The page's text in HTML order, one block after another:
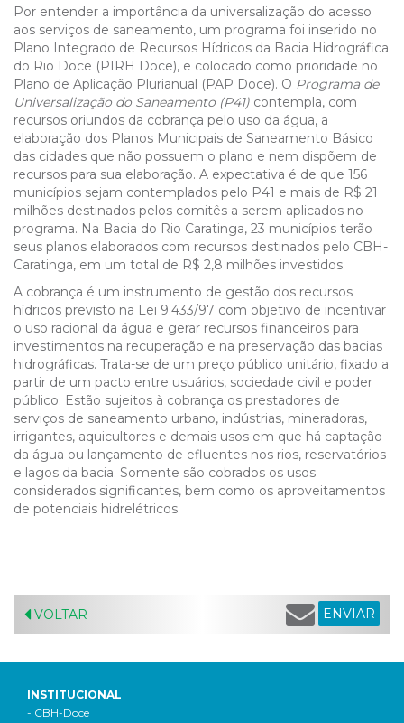
Por entender a importância da universalização do acesso
aos serviços de saneamento, um programa foi inserido no
Plano Integrado de Recursos Hídricos da Bacia Hidrográfica
do Rio Doce (PIRH Doce), e colocado como prioridade no
Plano de Aplicação Plurianual (PAP Doce). O Programa de
Universalização do Saneamento (P41) contempla, com
recursos oriundos da cobrança pelo uso da água, a
elaboração dos Planos Municipais de Saneamento Básico
das cidades que não possuem o plano e nem dispõem de
recursos para sua elaboração. A expectativa é de que 156
municípios sejam contemplados pelo P41 e mais de R$ 21
milhões destinados pelos comitês a serem aplicados no
programa. Na Bacia do Rio Caratinga, 23 municípios terão
seus planos elaborados com recursos destinados pelo CBH-
Caratinga, em um total de R$ 2,8 milhões investidos.
A cobrança é um instrumento de gestão dos recursos
hídricos previsto na Lei 9.433/97 com objetivo de incentivar
o uso racional da água e gerar recursos financeiros para
investimentos na recuperação e na preservação das bacias
hidrográficas. Trata-se de um preço público unitário, fixado a
partir de um pacto entre usuários, sociedade civil e poder
público. Estão sujeitos à cobrança os prestadores de
serviços de saneamento urbano, indústrias, mineradoras,
irrigantes, aquicultores e demais usos em que há captação
da água ou lançamento de efluentes nos rios, reservatórios
e lagos da bacia. Somente são cobrados os usos
considerados significantes, bem como os aproveitamentos
de potenciais hidrelétricos.
VOLTAR ENVIAR
INSTITUCIONAL
- CBH-Doce